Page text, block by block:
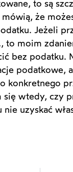
to są
że
Jeżeli
to moim
bez podatku.
podatkowe,
konkretnego
się wtedy, czy
nie uzyskać